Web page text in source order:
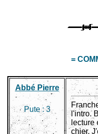
=
Abbé Pierre
Pute :3
l'intro.
lecture
chier.